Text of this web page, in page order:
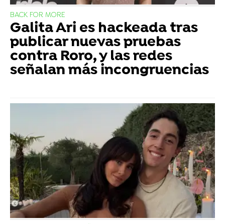
BACK FOR MORE
Galita Ari es hackeada tras
publicar nuevas pruebas
contra Roro, y las redes
señalan más incongruencias